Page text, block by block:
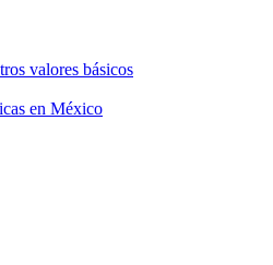
valores básicos
en México